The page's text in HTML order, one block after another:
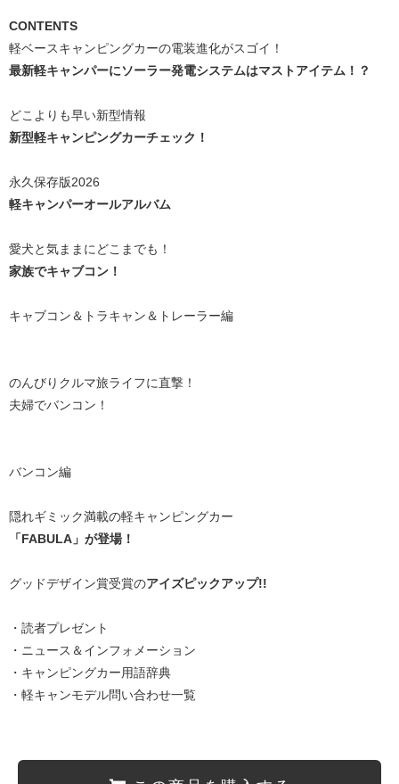
CONTENTS
軽ベースキャンピングカーの電装進化がスゴイ！
最新軽キャンパーにソーラー発電システムはマストアイテム！？
どこよりも早い新型情報
新型軽キャンピングカーチェック！
永久保存版2026
軽キャンパーオールアルバム
愛犬と気ままにどこまでも！
家族でキャブコン！
キャブコン＆トラキャン＆トレーラー編
のんびりクルマ旅ライフに直撃！
夫婦でバンコン！
バンコン編
隠れギミック満載の軽キャンピングカー
「FABULA」が登場！
グッドデザイン賞受賞のアイズピックアップ!!
・読者プレゼント
・ニュース＆インフォメーション
・キャンピングカー用語辞典
・軽キャンモデル問い合わせ一覧